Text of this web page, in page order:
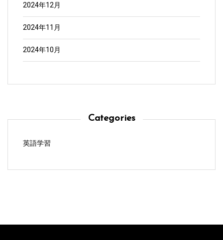
2024年12月
2024年11月
2024年10月
Categories
英語学習